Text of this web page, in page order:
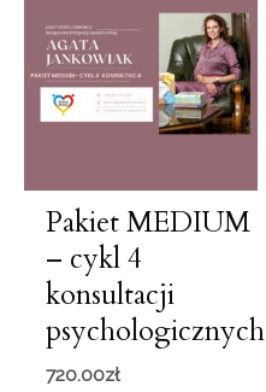
Pakiet MEDIUM
– cykl 4
konsultacji
psychologicznych
720.00zł